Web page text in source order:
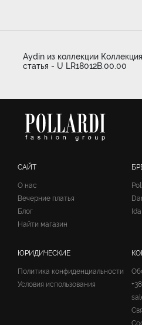
Aydin из коллекции
статья - U LR18012B.00.00
САЙТ
О нас
Вечерние платья
Блог
Найти магазин
ЮРИДИЧЕСКИЕ
Политика конфиденциальности
Условия использования